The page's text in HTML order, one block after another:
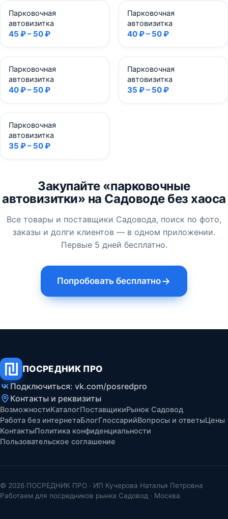
Парковочная
автовизитка
45 ₽ – 50 ₽
Парковочная
автовизитка
40 ₽ – 50 ₽
Парковочная
автовизитка
40 ₽ – 50 ₽
Парковочная
автовизитка
35 ₽ – 50 ₽
Парковочная
автовизитка
35 ₽ – 50 ₽
Закупайте «парковочные
автовизитки» на Садоводе без хаоса
Все товары и поставщики Садовода, поиск по фото,
заказы и долги клиентов — в одном приложении.
Первые 5 дней бесплатно.
Попробовать бесплатно
ПОСРЕДНИК ПРО
Подключиться: vk.com/posredpro
Контакты и реквизиты
ВозможностиКаталогПоставщикиРынок Садовод
Работа без интернетаБлогГлоссарийВопросы и ответыЦены
КонтактыПолитика конфиденциальности
Пользовательское соглашение
© 2026 ПОСРЕДНИК ПРО · ИП Кучерова Наталья Петровна
Работаем для посредников рынка Садовод · Москва